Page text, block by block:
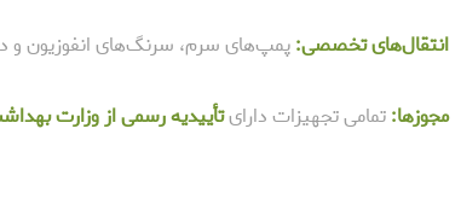
انتقال‌های تخصصی:پمپ‌های سرم، سرنگ‌های انفوزیون و
مجوزها:تمامی تجهیزات دارایتأییدیه رسمی از وزارت